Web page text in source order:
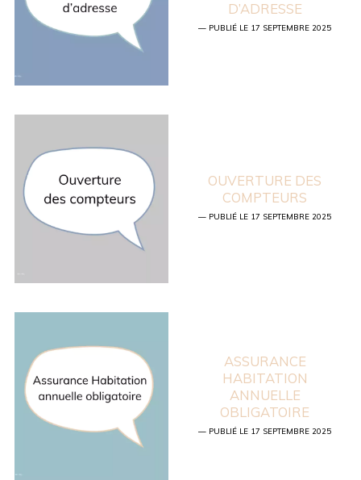
D’ADRESSE
— PUBLIÉ LE 17 SEPTEMBRE 2025
OUVERTURE DES
COMPTEURS
— PUBLIÉ LE 17 SEPTEMBRE 2025
ASSURANCE
HABITATION
ANNUELLE
OBLIGATOIRE
— PUBLIÉ LE 17 SEPTEMBRE 2025